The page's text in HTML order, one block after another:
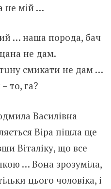
не мій …
… наша порода, бач
не дам.
смикати не дам …
то, га?
Василівна
Віра пішла ще
Віталіку, що все
… Вона зрозуміла,
цього чоловіка, і